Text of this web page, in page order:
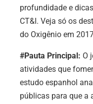
profundidade e
CT&I. Veja só os
do Oxigênio em
#Pauta Principal: O
atividades que
estudo espanhol
públicas para que a